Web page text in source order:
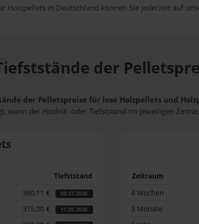
Holzpellets in Deutschland können Sie jederzeit auf
der
der Pelletspreise für lose Holzpellets und
wann der Höchst- oder Tiefststand im jeweiligen
Tiefststand
380,11 €
09.07.2026
375,00 € 11.05.2026
Zeitraum
4 Wochen
3 Monate